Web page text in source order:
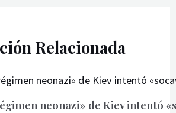
Relacionada
neonazi» de Kiev intentó